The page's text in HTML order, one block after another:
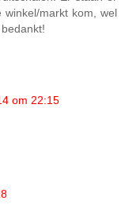
markt kom, wel
om 22:15